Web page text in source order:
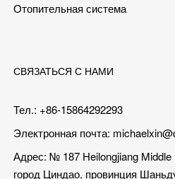
Отопительная система
СВЯЗАТЬСЯ С НАМИ
Тел.: +86-15864292293
Электронная почта:
Адрес: № 187 Heilongjiang Middle
город Циндао, провинция